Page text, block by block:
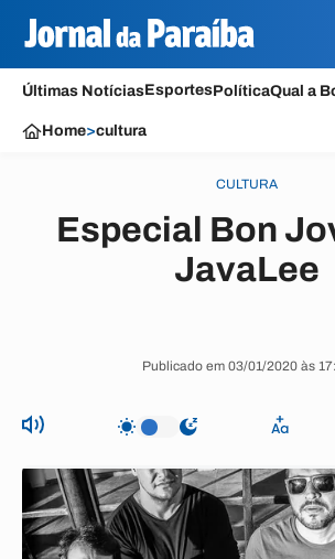
Últimas NotíciasEsportesPolíticaQual a
Home>cultura
CULTURA
Especial Bon
JavaLee
Publicado em 03/01/2020 às